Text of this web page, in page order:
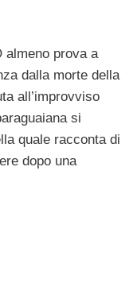
almeno prova a
dalla morte della
all’improvviso
si
quale racconta di
dopo una